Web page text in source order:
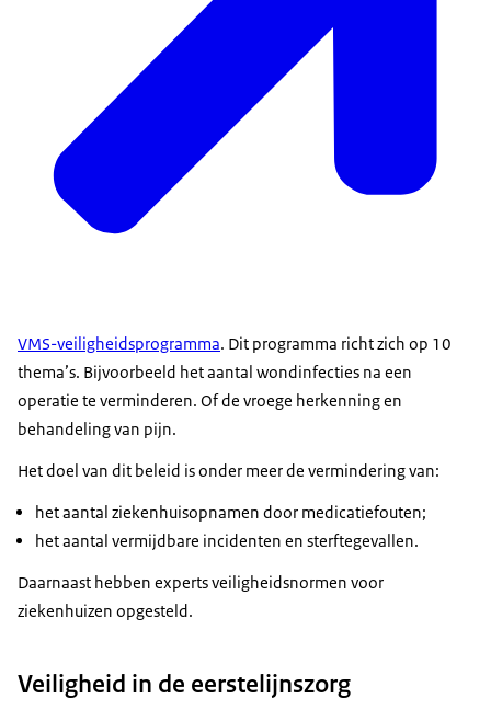
VMS-veiligheidsprogramma. Dit programma richt zich op 10
thema’s. Bijvoorbeeld het aantal wondinfecties na een
operatie te verminderen. Of de vroege herkenning en
behandeling van pijn.
Het doel van dit beleid is onder meer de vermindering van:
het aantal ziekenhuisopnamen door medicatiefouten;
het aantal vermijdbare incidenten en sterftegevallen.
Daarnaast hebben experts veiligheidsnormen voor
ziekenhuizen opgesteld.
Veiligheid in de eerstelijnszorg